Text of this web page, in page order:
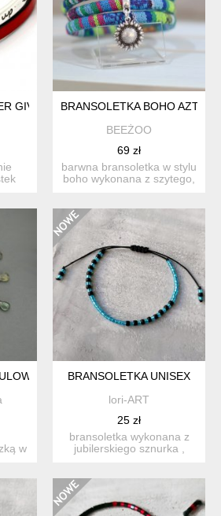
GIVE UP PODWÓJNA SKÓRZANA
BRANSOLETKA BOHO AZTEQ
BEEŻOO
69 zł
barwna bransoletka w stylu
boho wykonana z szytego,
SERCE KOLOROWE
w
BRANSOLETKA UNISEX
lori-ART
25 zł
bransoletka wykonana z
jubilerskiego sznurka ,